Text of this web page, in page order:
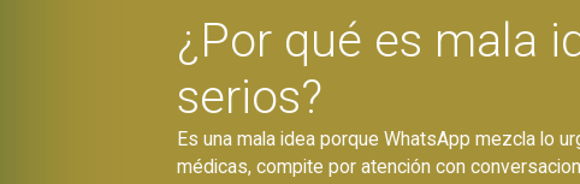
¿Por qué es mala
serios?
Es una mala idea porque WhatsApp mezcla lo
médicas, compite por atención con